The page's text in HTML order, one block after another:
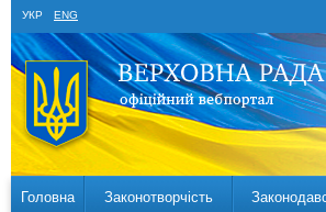
УКР ENG
Головна Законотворчість